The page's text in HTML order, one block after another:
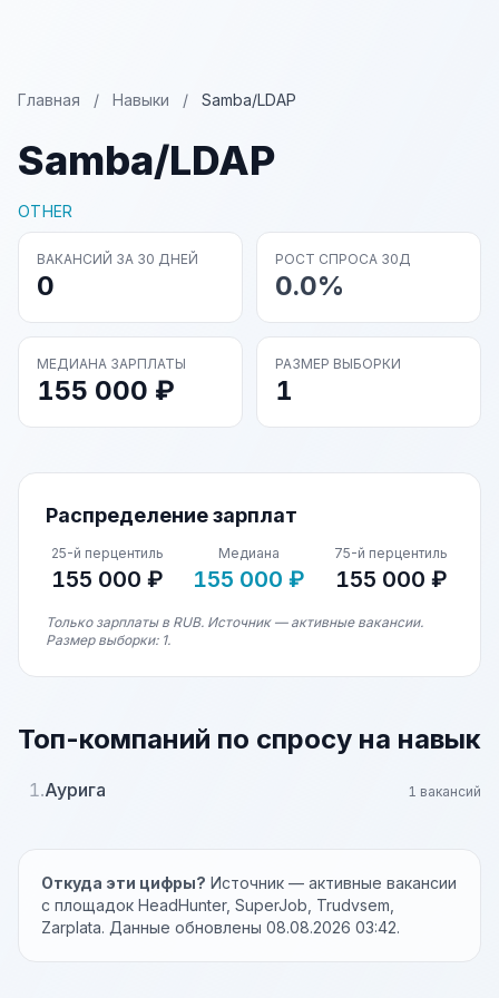
Главная / Навыки / Samba/LDAP
Samba/LDAP
OTHER
ВАКАНСИЙ ЗА 30 ДНЕЙ
0
РОСТ СПРОСА 30Д
0.0%
МЕДИАНА ЗАРПЛАТЫ
155 000 ₽
РАЗМЕР ВЫБОРКИ
1
Распределение зарплат
25-й перцентиль
155 000 ₽
Медиана
155 000 ₽
75-й перцентиль
155 000 ₽
Только зарплаты в RUB. Источник — активные вакансии.
Размер выборки: 1.
Топ-компаний по спросу на навык
1.Аурига 1 вакансий
Откуда эти цифры? Источник — активные вакансии
с площадок HeadHunter, SuperJob, Trudvsem,
Zarplata. Данные обновлены 08.08.2026 03:42.